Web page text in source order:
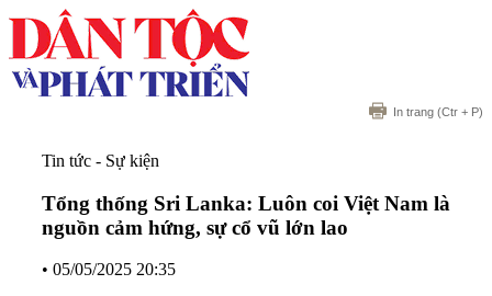
In trang (Ctr + P)
Tin tức - Sự kiện
Tổng thống Sri Lanka: Luôn coi Việt Nam là
nguồn cảm hứng, sự cổ vũ lớn lao
• 05/05/2025 20:35